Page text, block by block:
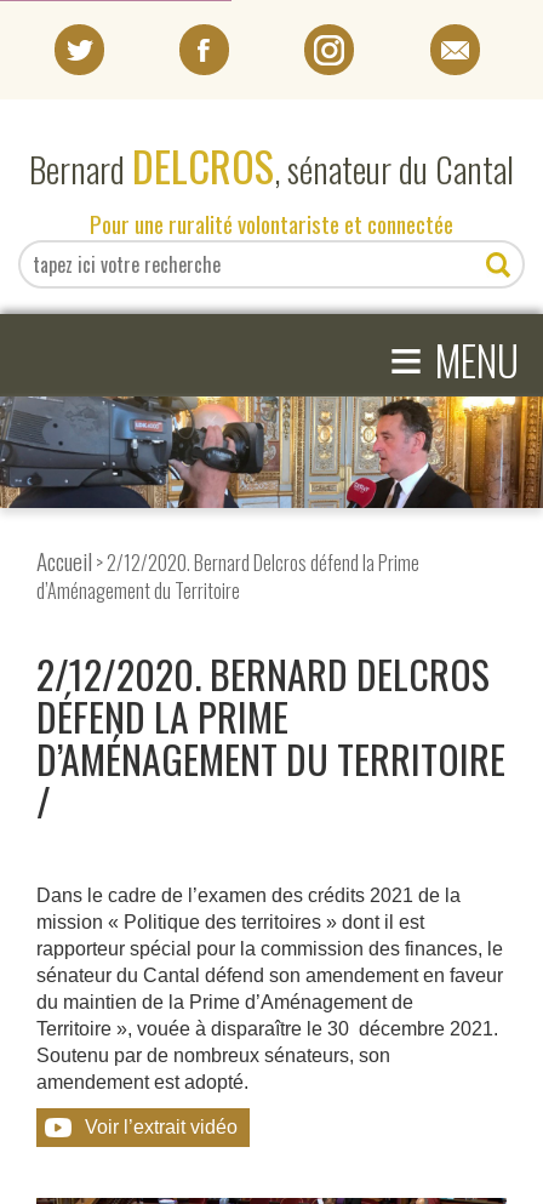
Bernard DELCROS, sénateur du Cantal
Pour une ruralité volontariste et connectée
≡ MENU
EN DIRECT DU SÉNAT
EN DIRECT DU CANTAL
COMPRENDRE LE SÉNAT
Accueil > 2/12/2020. Bernard Delcros défend la Prime
d’Aménagement du Territoire
2/12/2020. BERNARD DELCROS
DÉFEND LA PRIME
D’AMÉNAGEMENT DU TERRITOIRE
Dans le cadre de l’examen des crédits 2021 de la
mission « Politique des territoires » dont il est
rapporteur spécial pour la commission des finances, le
sénateur du Cantal défend son amendement en faveur
du maintien de la Prime d’Aménagement de
Territoire », vouée à disparaître le 30 décembre 2021.
Soutenu par de nombreux sénateurs, son
amendement est adopté.
Voir l’extrait vidéo